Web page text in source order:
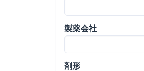
製薬会社
剤形